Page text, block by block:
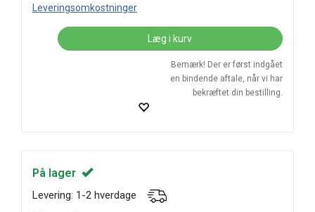
Leveringsomkostninger
Læg i kurv
Bemærk! Der er først indgået
en bindende aftale, når vi har
bekræftet din bestilling.
På lager
Levering: 1-2 hverdage